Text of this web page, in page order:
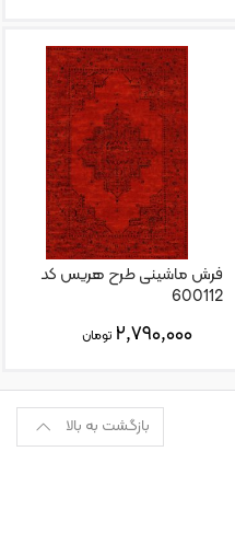
فرش ماشینی طرح هریس کد
600112
۲,۷۹۰,۰۰۰ تومان
بازگشت به بالا